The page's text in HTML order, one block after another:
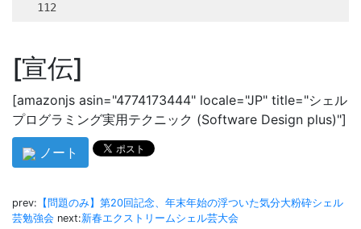
112
宣伝
[amazonjs asin="4774173444" locale="JP" title="シェル
プログラミング実用テクニック (Software Design plus)"]
ノート
prev: 【問題のみ】第20回記念、年末年始の浮ついた気分大粉砕シェル
芸勉強会 next:新春エクストリームシェル芸大会